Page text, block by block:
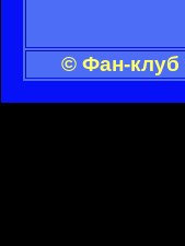
© Фан-клуб